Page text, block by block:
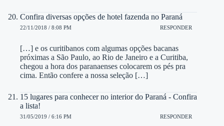
Confira diversas opções de hotel fazenda no Paraná
22/11/2018 / 8:08 PM RESPONDER
[…] e os curitibanos com algumas opções bacanas
próximas a São Paulo, ao Rio de Janeiro e a Curitiba,
chegou a hora dos paranaenses colocarem os pés pra
cima. Então confere a nossa seleção […]
15 lugares para conhecer no interior do Paraná - Confira
a lista!
31/05/2019 / 6:16 PM RESPONDER